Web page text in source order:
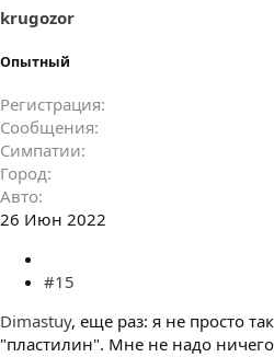
krugozor
Опытный
Регистрация
Сообщения
Симпатии
Город
Авто
26 Июн 2022
#15
Dimastuy, еще раз: я не просто
"пластилин". Мне не надо